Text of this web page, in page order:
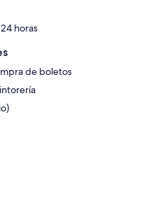
horas
de boletos